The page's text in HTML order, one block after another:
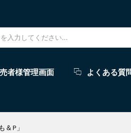
者様管理画面 よくある質
＆P」